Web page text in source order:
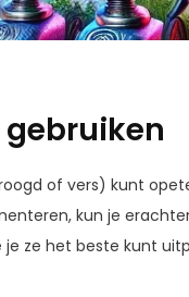
of vers) kunt
kun je
je ze het beste kunt